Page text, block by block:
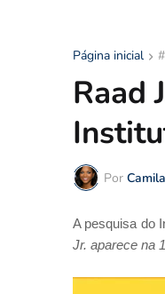
Página inicial
Raad
Por
A pesquisa do
Jr. aparece na